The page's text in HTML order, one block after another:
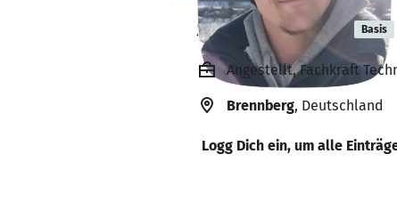
Stefan Huber Basis
Angestellt, Fachkraft
Brennberg, Deutschland
Logg Dich ein, um alle